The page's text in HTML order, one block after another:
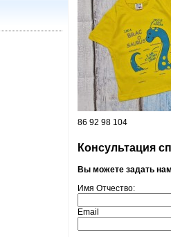
86 92 98 104
Консультация
Вы можете задать
Имя Отчество:
Email